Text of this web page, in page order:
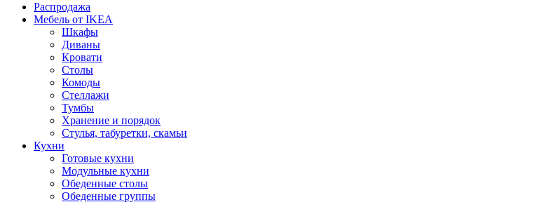
Распродажа
Мебель от IKEA
Шкафы
Диваны
Кровати
Столы
Комоды
Стеллажи
Тумбы
Хранение и порядок
Стулья, табуретки, скамьи
Кухни
Готовые кухни
Модульные кухни
Обеденные столы
Обеденные группы